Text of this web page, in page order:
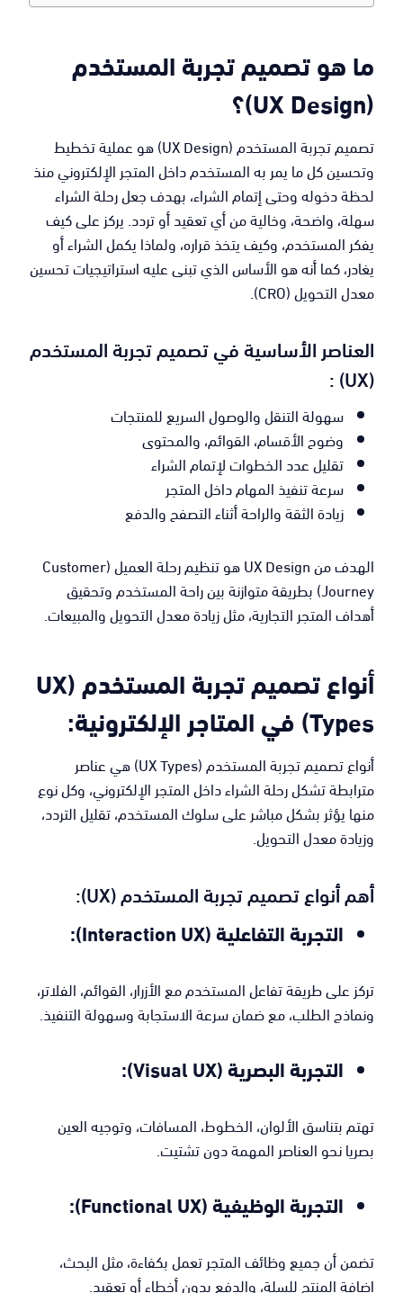
ما هو تصميم تجربة المستخدم
(UX Design)؟
تصميم تجربة المستخدم (UX Design) هو عملية تخطيط
وتحسين كل ما يمر به المستخدم داخل المتجر الإلكتروني منذ
لحظة دخوله وحتى إتمام الشراء، بهدف جعل رحلة الشراء
سهلة، واضحة، وخالية من أي تعقيد أو تردد. يركز على كيف
يفكر المستخدم، وكيف يتخذ قراره، ولماذا يكمل الشراء أو
يغادر، كما أنه هو الأساس الذي تبنى عليه استراتيجيات تحسين
معدل التحويل (CRO).
العناصر الأساسية في تصميم تجربة المستخدم
(UX) :
سهولة التنقل والوصول السريع للمنتجات
وضوح الأقسام، القوائم، والمحتوى
تقليل عدد الخطوات لإتمام الشراء
سرعة تنفيذ المهام داخل المتجر
زيادة الثقة والراحة أثناء التصفح والدفع
الهدف من UX Design هو تنظيم رحلة العميل (Customer
Journey) بطريقة متوازنة بين راحة المستخدم وتحقيق
أهداف المتجر التجارية، مثل زيادة معدل التحويل والمبيعات.
أنواع تصميم تجربة المستخدم (UX
Types) في المتاجر الإلكترونية:
أنواع تصميم تجربة المستخدم (UX Types) هي عناصر
مترابطة تشكل رحلة الشراء داخل المتجر الإلكتروني، وكل نوع
منها يؤثر بشكل مباشر على سلوك المستخدم، تقليل التردد،
وزيادة معدل التحويل.
أهم أنواع تصميم تجربة المستخدم (UX):
التجربة التفاعلية (Interaction UX):
تركز على طريقة تفاعل المستخدم مع الأزرار، القوائم، الفلاتر،
ونماذج الطلب، مع ضمان سرعة الاستجابة وسهولة التنفيذ.
التجربة البصرية (Visual UX):
تهتم بتناسق الألوان، الخطوط، المسافات، وتوجيه العين
بصريا نحو العناصر المهمة دون تشتيت.
التجربة الوظيفية (Functional UX):
تضمن أن جميع وظائف المتجر تعمل بكفاءة، مثل البحث،
إضافة المنتج للسلة، والدفع بدون أخطاء أو تعقيد.